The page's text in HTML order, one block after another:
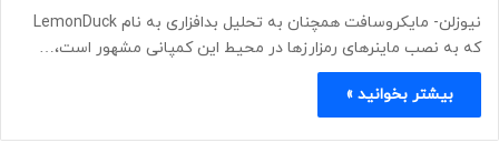
نیوزلن- مایکروسافت همچنان به تحلیل بدافزاری به نام LemonDuck
که به نصب ماینرهای رمزارزها در محیط این کمپانی مشهور است،…
بیشتر بخوانید »